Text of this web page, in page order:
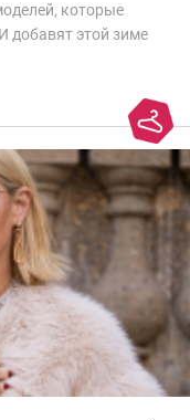
которые
добавят этой зиме